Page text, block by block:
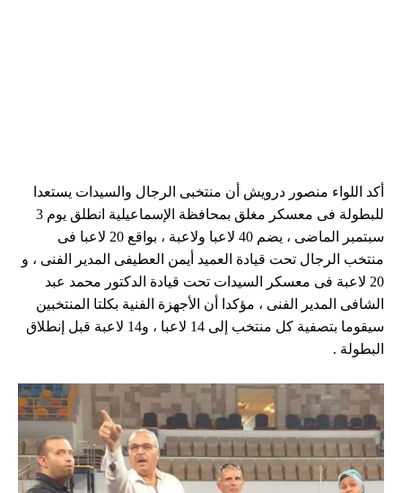
أكد اللواء منصور درويش أن منتخبى الرجال والسيدات يستعدا
للبطولة فى معسكر مغلق بمحافظة الإسماعيلية انطلق يوم 3
سبتمبر الماضى ، يضم 40 لاعبا ولاعبة ، بواقع 20 لاعبا فى
منتخب الرجال تحت قيادة العميد أيمن العطيفى المدير الفنى ، و
20 لاعبة فى معسكر السيدات تحت قيادة الدكتور محمد عبد
الشافى المدير الفنى ، مؤكدا أن الأجهزة الفنية بكلتا المنتخبين
سيقوما بتصفية كل منتخب إلى 14 لاعبا ، و14 لاعبة قبل إنطلاق
البطولة .